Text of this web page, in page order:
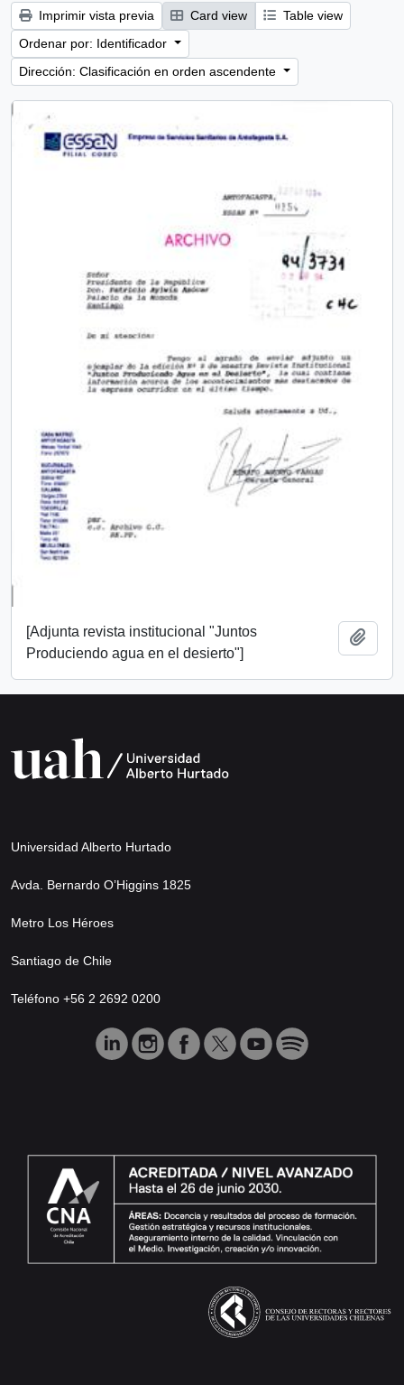
Imprimir vista previa Card view
Table view
Ordenar por: Identificador
Dirección: Clasificación en orden ascendente
[Adjunta revista institucional "Juntos
Produciendo agua en el desierto"]
Universidad Alberto Hurtado
Avda. Bernardo O’Higgins 1825
Metro Los Héroes
Santiago de Chile
Teléfono +56 2 2692 0200